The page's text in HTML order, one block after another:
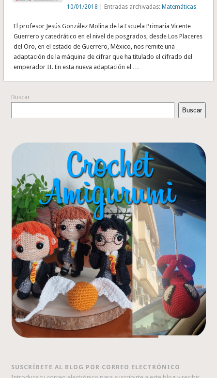
10/01/2018 | Entradas archivadas:Matemáticas
El profesor Jesús González Molina de la Escuela Primaria Vicente
Guerrero y catedrático en el nivel de posgrados, desde Los Placeres
del Oro, en el estado de Guerrero, México, nos remite una
adaptación de la máquina de cifrar que ha titulado el cifrado del
emperador II. En esta nueva adaptación el …
Buscar
Buscar
SUSCRÍBETE AL BLOG POR CORREO ELECTRÓNICO